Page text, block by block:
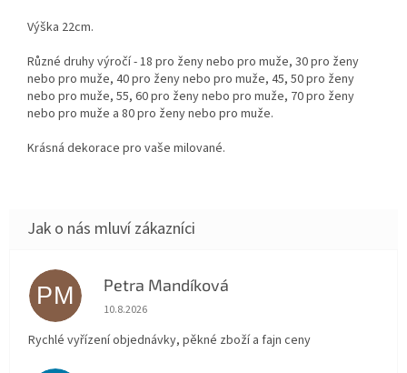
Výška 22cm.
Různé druhy výročí - 18 pro ženy nebo pro muže, 30 pro ženy
nebo pro muže, 40 pro ženy nebo pro muže, 45, 50 pro ženy
nebo pro muže, 55, 60pro ženy nebo pro muže, 70 pro ženy
nebo pro muže a 80 pro ženy nebo pro muže.
Krásná dekorace pro vaše milované.
PM Petra Mandíková
Hodnocení obchodu je 5 z 5 hvězdiček.
10.8.2026
Rychlé vyřízení objednávky, pěkné zboží a fajn ceny